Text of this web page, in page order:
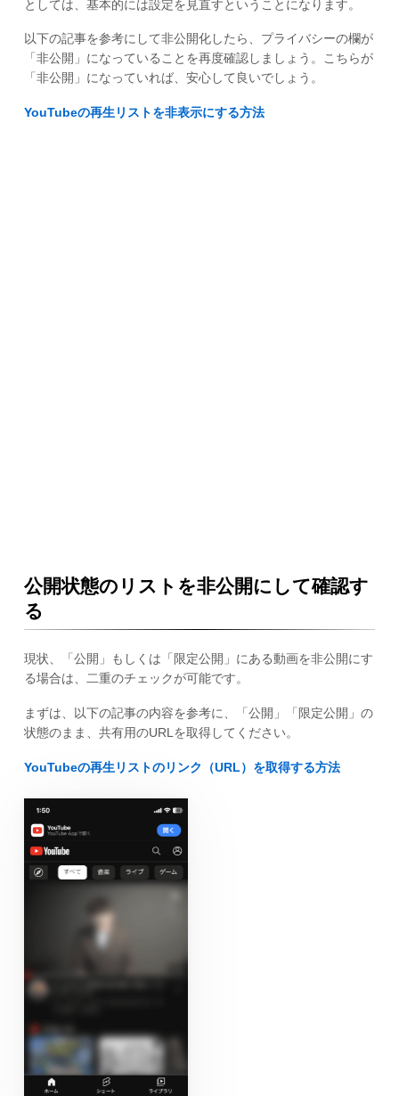
としては、基本的には設定を見直すということになります。
以下の記事を参考にして非公開化したら、プライバシーの欄が
「非公開」になっていることを再度確認しましょう。こちらが
「非公開」になっていれば、安心して良いでしょう。
YouTubeの再生リストを非表示にする方法
公開状態のリストを非公開にして確認す
る
現状、「公開」もしくは「限定公開」にある動画を非公開にす
る場合は、二重のチェックが可能です。
まずは、以下の記事の内容を参考に、「公開」「限定公開」の
状態のまま、共有用のURLを取得してください。
YouTubeの再生リストのリンク（URL）を取得する方法